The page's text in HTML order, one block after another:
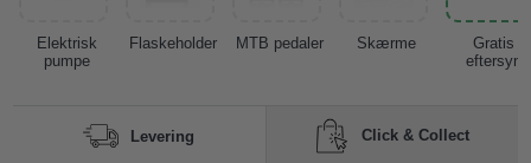
Elektrisk
pumpe
Flaskeholder MTB pedaler Skærme
Gratis
eftersyn
Levering Click & Collect